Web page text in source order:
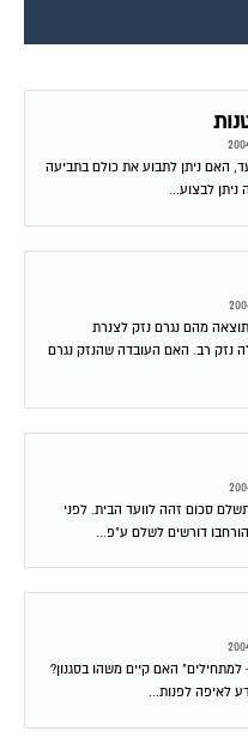
מיסי ועד, האם ניתן לתבוע את כולם בתביעה
ניתן לבצוע...
מהם נגרם נזק לצנרת
נזק רב. האם העובדה שהנזק נגרם
שנה שכל דירה תשלם סכום זהה לוועד הבית. לפני
דורשים לשלם ע"פ...
האם קיים משהו בסגנון?
לאיפה לפנות...